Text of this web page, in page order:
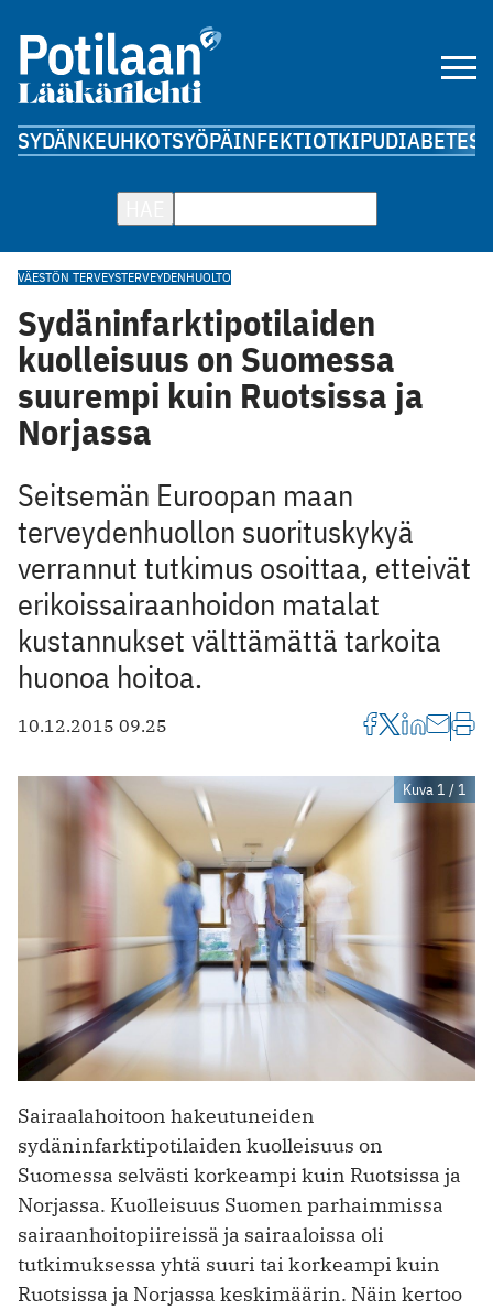
SYDÄNKEUHKOTSYÖPÄINFEKTIOTKIPUDIABETES
VÄESTÖN TERVEYSTERVEYDENHUOLTO
Sydäninfarktipotilaiden
kuolleisuus on Suomessa
suurempi kuin Ruotsissa ja
Norjassa
Seitsemän Euroopan maan
terveydenhuollon suorituskykyä
verrannut tutkimus osoittaa, etteivät
erikoissairaanhoidon matalat
kustannukset välttämättä tarkoita
huonoa hoitoa.
10.12.2015 09.25
Kuva 1 / 1
Sairaalahoitoon hakeutuneiden
sydäninfarktipotilaiden kuolleisuus on
Suomessa selvästi korkeampi kuin Ruotsissa ja
Norjassa. Kuolleisuus Suomen parhaimmissa
sairaanhoitopiireissä ja sairaaloissa oli
tutkimuksessa yhtä suuri tai korkeampi kuin
Ruotsissa ja Norjassa keskimäärin. Näin kertoo